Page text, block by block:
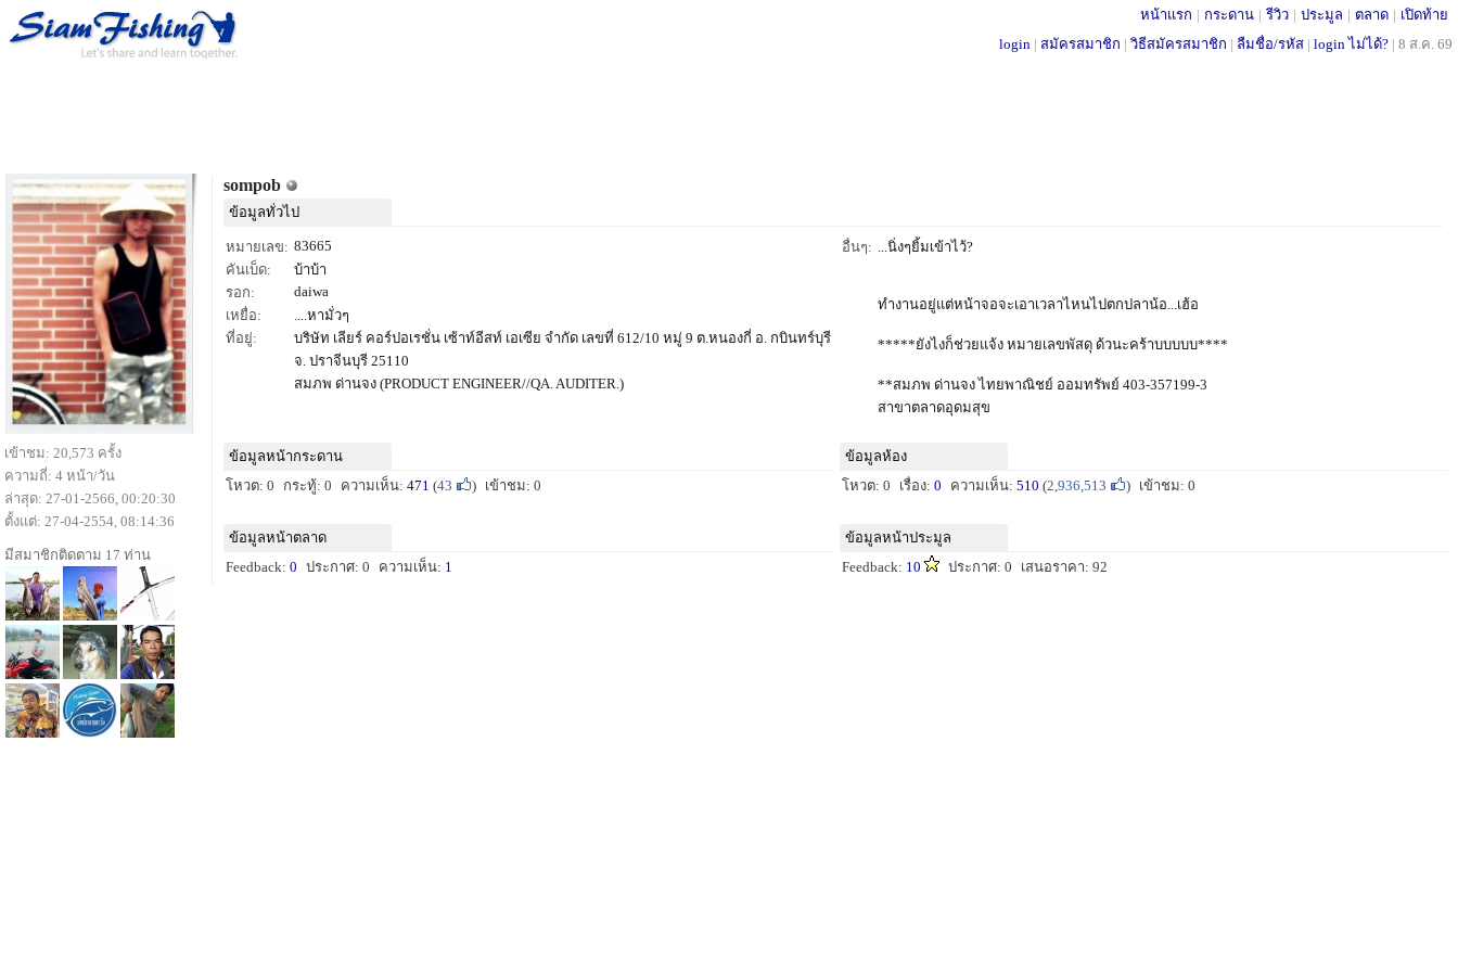
หน้าแรก | กระดาน | รีวิว | ประมูล | ตลาด | เปิดท้าย
login | สมัครสมาชิก | วิธีสมัครสมาชิก | ลืมชื่อ/รหัส | login ไม่ได้? | 8 ส.ค. 69
sompob
ข้อมูลทั่วไป
หมายเลข: 83665
คันเบ็ด:
บ้าบ้า
รอก:
daiwa
เหยื่อ:
....หามั่วๆ
ที่อยู่:
บริษัท เลียร์ คอร์ปอเรชั่น เซ้าท์อีสท์ เอเซีย จำกัด เลขที่ 612/10 หมู่ 9 ต.หนองกี่ อ. กบินทร์บุรี
จ. ปราจีนบุรี 25110
สมภพ ด่านจง (PRODUCT ENGINEER//QA. AUDITER.)
อื่นๆ: ...นิ่งๆยิ้มเข้าไว้?
ทำงานอยู่แต่หน้าจอจะเอาเวลาไหนไปตกปลาน้อ...เฮ้อ
*****ยังไงก็ช่วยแจ้ง หมายเลขพัสดุ ด้วนะคร้าบบบบบ****
**สมภพ ด่านจง ไทยพาณิชย์ ออมทรัพย์ 403-357199-3
สาขาตลาดอุดมสุข
ข้อมูลหน้ากระดาน
โหวต: 0
กระทู้: 0 ความเห็น: 471 (43 ) เข้าชม: 0
ข้อมูลห้อง
โหวต: 0
เรื่อง: 0 ความเห็น: 510 (2,936,513 ) เข้าชม: 0
ข้อมูลหน้าตลาด
Feedback: 0 ประกาศ: 0 ความเห็น: 1
ข้อมูลหน้าประมูล
Feedback: 10 ประกาศ: 0 เสนอราคา: 92
เข้าชม: 20,573 ครั้ง
ความถี่: 4 หน้า/วัน
ล่าสุด: 27-01-2566, 00:20:30
ตั้งแต่: 27-04-2554, 08:14:36
มีสมาชิกติดตาม 17 ท่าน